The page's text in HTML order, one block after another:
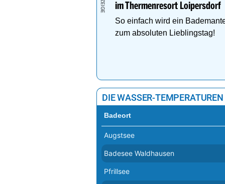
im Thermenresort Loipersdorf
So einfach wird ein
zum absoluten Lieblingstag!
DIE WASSER-TEMPERATUREN
Badeort
Augstsee
Badesee Waldhausen
Pfrillsee